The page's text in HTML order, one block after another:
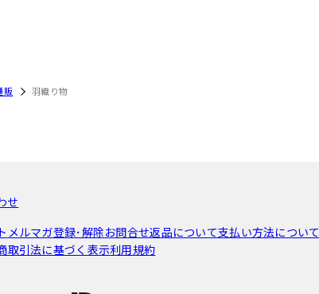
販 羽織り物
せ
メルマガ登録･解除お問合せ返品について支払い方法について
取引法に基づく表示利用規約